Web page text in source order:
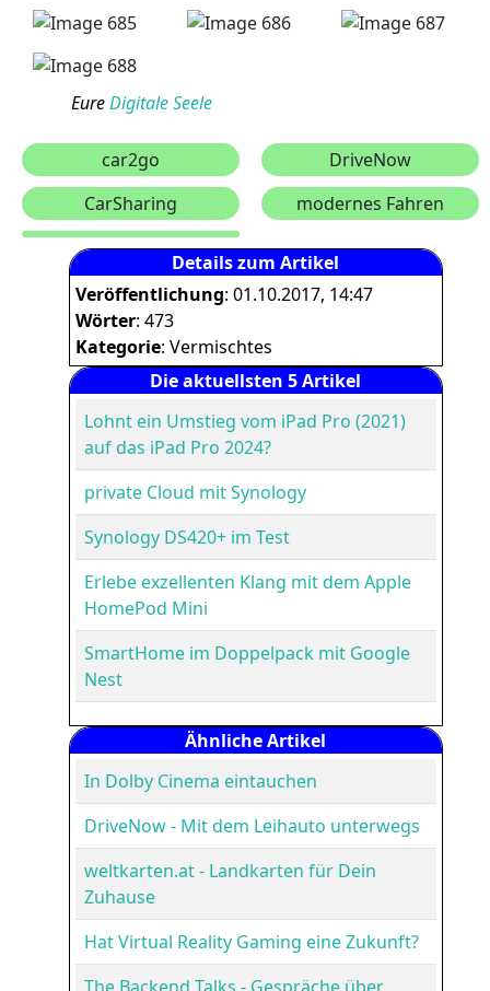
EureDigitale Seele
car2go
DriveNow
CarSharing
modernes Fahren
Details zum Artikel
Veröffentlichung: 01.10.2017, 14:47
Wörter: 473
Kategorie: Vermischtes
Die aktuellsten 5 Artikel
Lohnt ein Umstieg vom iPad Pro (2021)
auf das iPad Pro 2024?
private Cloud mit Synology
Synology DS420+ im Test
Erlebe exzellenten Klang mit dem Apple
HomePod Mini
SmartHome im Doppelpack mit Google
Nest
Ähnliche Artikel
In Dolby Cinema eintauchen
DriveNow - Mit dem Leihauto unterwegs
weltkarten.at - Landkarten für Dein
Zuhause
Hat Virtual Reality Gaming eine Zukunft?